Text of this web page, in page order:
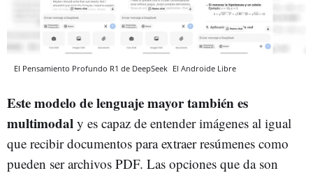
El Pensamiento Profundo R1 de DeepSeek El Androide Libre
Este modelo de lenguaje mayor también es
multimodal y es capaz de entender imágenes al igual
que recibir documentos para extraer resúmenes como
pueden ser archivos PDF. Las opciones que da son